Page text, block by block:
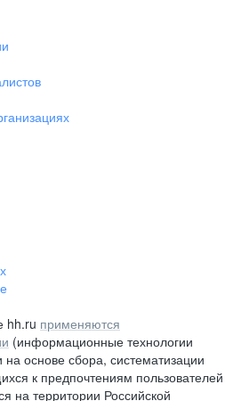
hh.ru применяются
(информационные технологии
основе сбора, систематизации
к предпочтениям пользователей
на территории Российской